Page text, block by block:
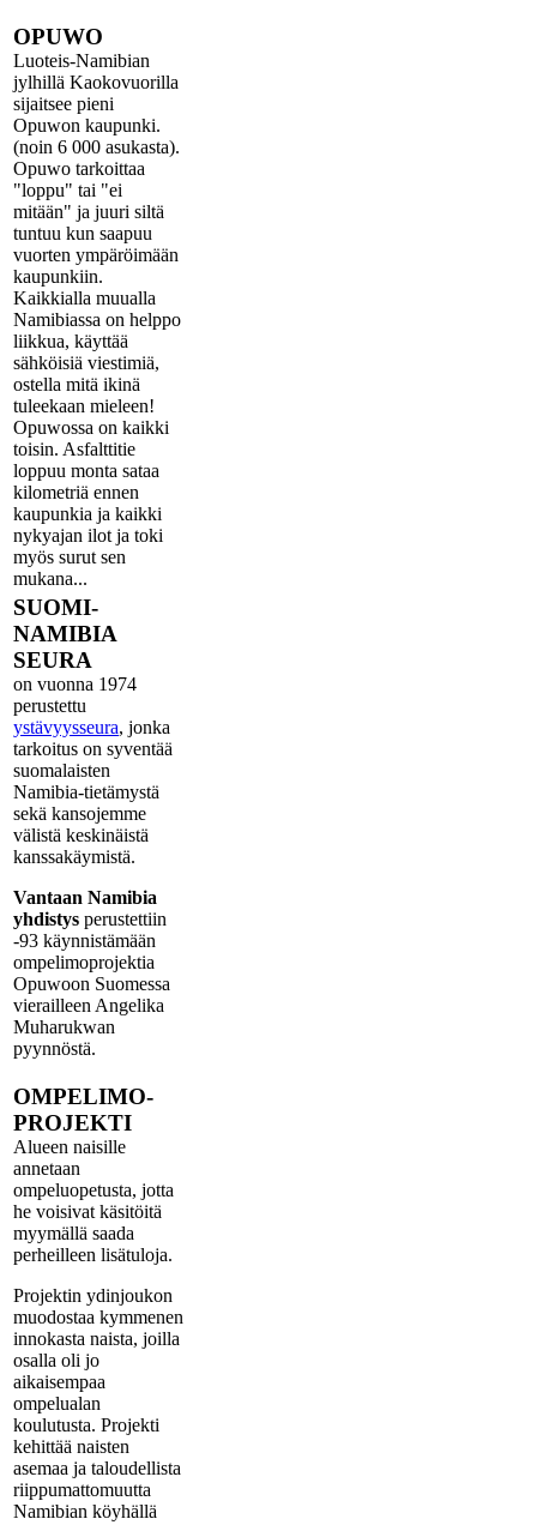
OPUWO
Luoteis-Namibian
jylhillä Kaokovuorilla
sijaitsee pieni
Opuwon kaupunki.
(noin 6 000 asukasta).
Opuwo tarkoittaa
"loppu" tai "ei
mitään" ja juuri siltä
tuntuu kun saapuu
vuorten ympäröimään
kaupunkiin.
Kaikkialla muualla
Namibiassa on helppo
liikkua, käyttää
sähköisiä viestimiä,
ostella mitä ikinä
tuleekaan mieleen!
Opuwossa on kaikki
toisin. Asfalttitie
loppuu monta sataa
kilometriä ennen
kaupunkia ja kaikki
nykyajan ilot ja toki
myös surut sen
mukana...
SUOMI-
NAMIBIA
SEURA
on vuonna 1974
perustettu
ystävyysseura, jonka
tarkoitus on syventää
suomalaisten
Namibia-tietämystä
sekä kansojemme
välistä keskinäistä
kanssakäymistä.
Vantaan Namibia
yhdistys perustettiin
-93 käynnistämään
ompelimoprojektia
Opuwoon Suomessa
vierailleen Angelika
Muharukwan
pyynnöstä.
OMPELIMO-
PROJEKTI
Alueen naisille
annetaan
ompeluopetusta, jotta
he voisivat käsitöitä
myymällä saada
perheilleen lisätuloja.
Projektin ydinjoukon
muodostaa kymmenen
innokasta naista, joilla
osalla oli jo
aikaisempaa
ompelualan
koulutusta. Projekti
kehittää naisten
asemaa ja taloudellista
riippumattomuutta
Namibian köyhällä